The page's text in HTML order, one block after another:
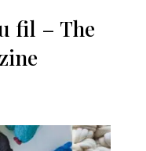
fil – The